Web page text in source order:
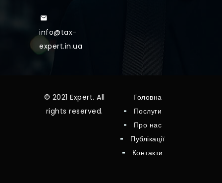
info@tax-
expert.in.ua
© 2021 Expert. All
rights reserved.
Головна
Послуги
Про нас
Публікації
Контакти